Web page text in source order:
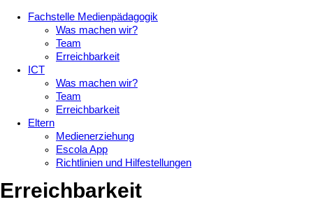
Fachstelle Medienpädagogik
Was machen wir?
Team
Erreichbarkeit
ICT
Was machen wir?
Team
Erreichbarkeit
Eltern
Medienerziehung
Escola App
Richtlinien und Hilfestellungen
Erreichbarkeit